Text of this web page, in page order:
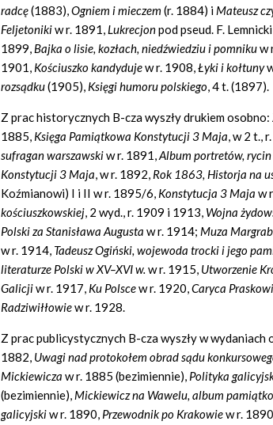
radcę(1883),Ogniem i mieczem (r. 1884) i Mateusz
Feljetonikiw r. 1891, Lukrecjonpod pseud. F.
1899, Bajka o lisie, kozłach, niedźwiedziu i pomnikuw
1901, Kościuszko kandydujew r. 1908,Łyki i kołtuny
rozsądku(1905), Księgi humoru polskiego, 4 t. (1897).
Z prac historycznych B-cza wyszły drukiem osobno:
1885, Księga Pamiątkowa Konstytucji 3 Maja, w 2 t.,
sufragan warszawskiw r. 1891,Album portretów,
Konstytucji 3 Maja, w r. 1892, Rok 1863, Historja na
Koźmianowi) I i II w r. 1895/6, Konstytucja 3 Maja w
kościuszkowskiej, 2 wyd., r. 1909 i 1913, Wojna
Polski za Stanisława Augusta w r. 1914; Muza
w r. 1914, Tadeusz Ogiński, wojewoda trocki i jego
literaturze Polski w XV–XVI w. w r. 1915, Utworzenie
Galicjiw r. 1917, Ku Polscew r. 1920,Caryca
Radziwiłłowiew r. 1928.
Z prac publicystycznych B-cza wyszły w wydaniach
1882, Uwagi nad protokołem obrad sądu
Mickiewicza w r. 1885 (bezimiennie), Polityka
(bezimiennie), Mickiewicz na Wawelu, album
galicyjskiw r. 1890, Przewodnik po Krakowiew r.